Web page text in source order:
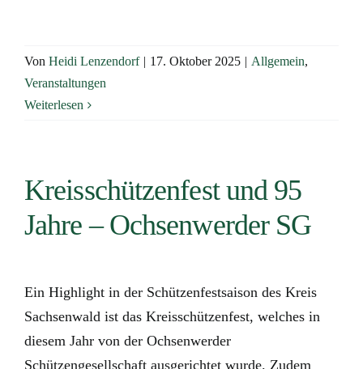
Von Heidi Lenzendorf | 17. Oktober 2025 | Allgemein,
Veranstaltungen
Weiterlesen
Kreisschützenfest und 95
Jahre – Ochsenwerder SG
Ein Highlight in der Schützenfestsaison des Kreis
Sachsenwald ist das Kreisschützenfest, welches in
diesem Jahr von der Ochsenwerder
Schützengesellschaft ausgerichtet wurde. Zudem